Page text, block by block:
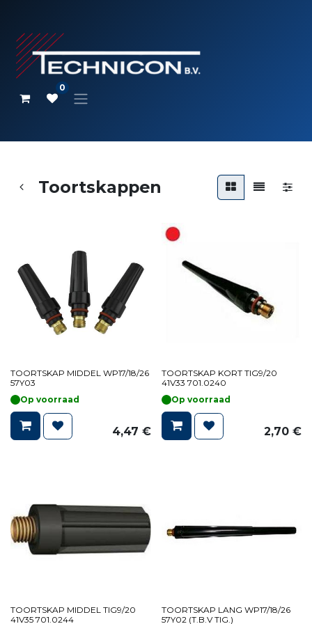
0
Toortskappen
TOORTSKAP MIDDEL WP17/18/26
57Y03
Op voorraad
4,47 €
TOORTSKAP KORT TIG9/20
41V33 701.0240
Op voorraad
2,70 €
TOORTSKAP MIDDEL TIG9/20
41V35 701.0244
TOORTSKAP LANG WP17/18/26
57Y02 (T.B.V TIG.)